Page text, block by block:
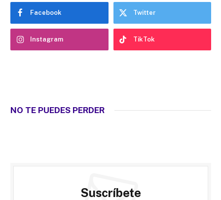
Facebook Twitter
Instagram TikTok
NO TE PUEDES PERDER
Suscríbete